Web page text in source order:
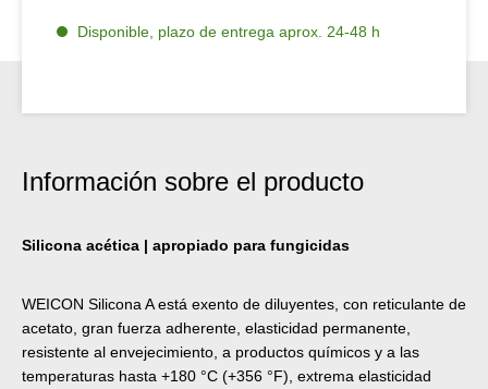
Disponible, plazo de entrega aprox. 24-48 h
Información sobre el producto
Silicona acética | apropiado para fungicidas
WEICON Silicona A está exento de diluyentes, con reticulante de
acetato, gran fuerza adherente, elasticidad permanente,
resistente al envejecimiento, a productos químicos y a las
temperaturas hasta +180 °C (+356 °F), extrema elasticidad